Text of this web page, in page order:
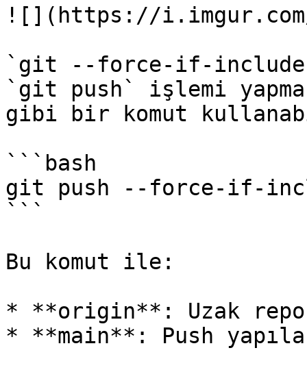
![](https://i.imgur.com/
`git --force-if-
`git push` işlemi
gibi bir komut
```bash
git push --force-if-
```
Bu komut ile:
* **origin**: Uzak
* **main**: Push